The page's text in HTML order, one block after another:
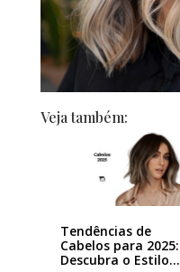
Veja também:
Tendências de
Cabelos para 2025:
Descubra o Estilo…